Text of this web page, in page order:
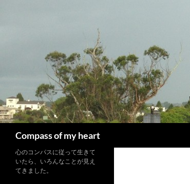
ッ
プ
Compass of my heart
心のコンパスに従って生きて
いたら、いろんなことが見え
てきました。